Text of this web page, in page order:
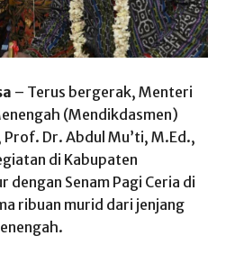
– Terus bergerak, Menteri
(Mendikdasmen)
Dr. Abdul Mu’ti, M.Ed.,
di Kabupaten
dengan Senam Pagi Ceria di
ribuan murid dari jenjang